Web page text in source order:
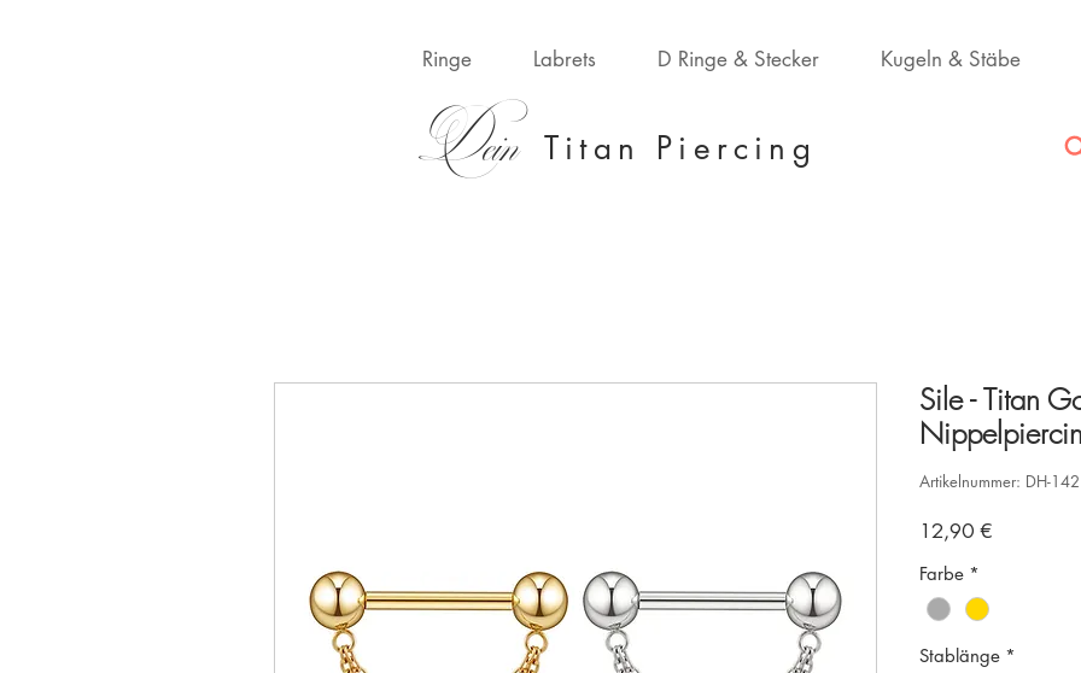
Ringe Labrets D Ringe & Stecker Kugeln & Stäbe
Titan Piercing
Dein
Sile - Titan
Artikelnummer: DH-142
12,90 €
Farbe *
Stablänge *